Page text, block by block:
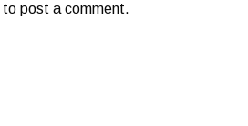
to post a comment.